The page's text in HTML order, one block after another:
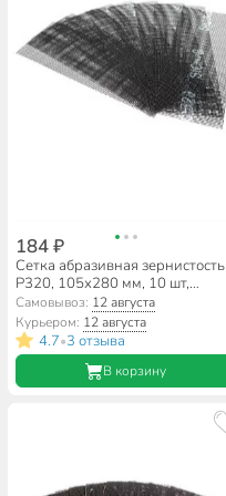
184 ₽
Сетка абразивная зернистость
P320, 105х280 мм, 10 шт,
РемоКолор, 31-8-132
Самовывоз: 12 августа
Курьером: 12 августа
4.7•3 отзыва
В корзину